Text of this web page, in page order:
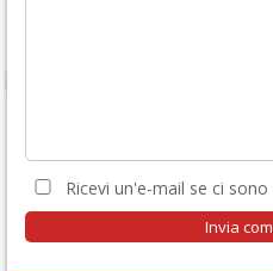
Ricevi un'e-mail se ci